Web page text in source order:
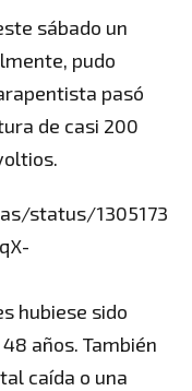
sábado un
pudo
pasó
de casi 200
status/1305173
hubiese sido
años. También
caída o una